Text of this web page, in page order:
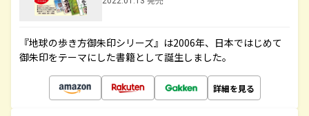
『地球の歩き方御朱印シリーズ』は2006年、日本ではじめて
御朱印をテーマにした書籍として誕生しました。
詳細を見る